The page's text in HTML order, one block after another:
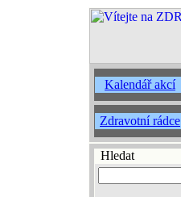
Kalendář akcí
Zdravotní rádce
Hledat